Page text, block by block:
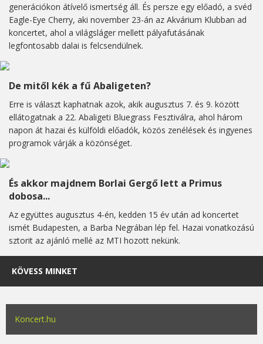
generációkon átívelő ismertség áll. És persze egy előadó, a svéd
Eagle-Eye Cherry, aki november 23-án az Akvárium Klubban ad
koncertet, ahol a világsláger mellett pályafutásának
legfontosabb dalai is felcsendülnek.
De mitől kék a fű Abaligeten?
Erre is választ kaphatnak azok, akik augusztus 7. és 9. között
ellátogatnak a 22. Abaligeti Bluegrass Fesztiválra, ahol három
napon át hazai és külföldi előadók, közös zenélések és ingyenes
programok várják a közönséget.
És akkor majdnem Borlai Gergő lett a Primus
dobosa...
Az együttes augusztus 4-én, kedden 15 év után ad koncertet
ismét Budapesten, a Barba Negrában lép fel. Hazai vonatkozású
sztorit az ajánló mellé az MTI hozott nekünk.
KÖVESS MINKET
Koncert.hu